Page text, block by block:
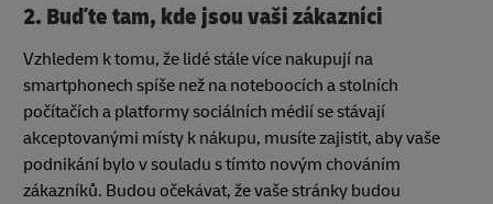
2. Buďte tam, kde jsou vaši zákazníci
Vzhledem k tomu, že lidé stále více nakupují na
smartphonech spíše než na noteboocích a stolních
počítačích a platformy sociálních médií se stávají
akceptovanými místy k nákupu, musíte zajistit, aby vaše
podnikání bylo v souladu s tímto novým chováním
zákazníků. Budou očekávat, že vaše stránky budou